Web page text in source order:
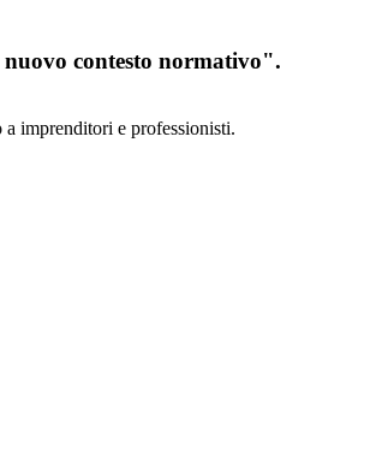
contesto normativo".
imprenditori e professionisti.